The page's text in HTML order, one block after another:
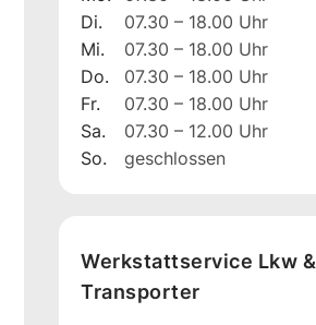
Di.
07.30 – 18.00 Uhr
Mi.
07.30 – 18.00 Uhr
Do.
07.30 – 18.00 Uhr
Fr.
07.30 – 18.00 Uhr
Sa.
07.30 – 12.00 Uhr
So.
geschlossen
Werkstattservice Lkw &
Transporter